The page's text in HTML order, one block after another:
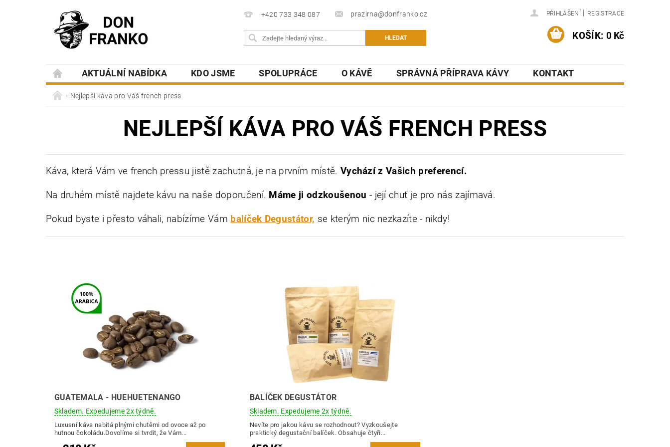
+420 733 348 087 prazirna@donfranko.cz PŘIHLÁŠENÍ | REGISTRACE
KOŠÍK: 0 Kč
AKTUÁLNÍ NABÍDKA KDO JSME SPOLUPRÁCE O KÁVĚ SPRÁVNÁ PŘÍPRAVA KÁVY KONTAKT
Nejlepší káva pro Váš french press
NEJLEPŠÍ KÁVA PRO VÁŠ FRENCH PRESS
Káva, která Vám ve french pressu jistě zachutná, je na prvním místě. Vychází z Vašich preferencí.
Na druhém místě najdete kávu na naše doporučení. Máme ji odzkoušenou - její chuť je pro nás zajímavá.
Pokud byste i přesto váhali, nabízíme Vám balíček Degustátor, se kterým nic nezkazíte - nikdy!
GUATEMALA - HUEHUETENANGO
Skladem. Expedujeme 2x týdně.
Luxusní káva nabitá plnými chutěmi od ovoce až po
hutnou čokoládu.Dovolíme si tvrdit, že Vám...
BALÍČEK DEGUSTÁTOR
Skladem. Expedujeme 2x týdně.
Nevíte pro jakou kávu se rozhodnout? Vyzkoušejte
praktický degustační balíček. Obsahuje čtyři...